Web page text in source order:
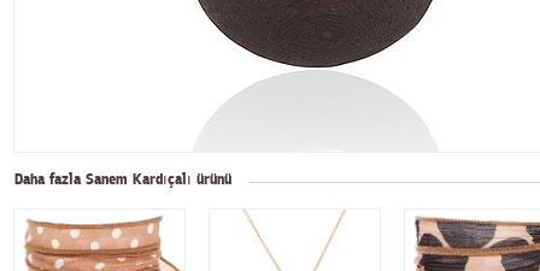
Daha fazla Sanem Kardıçalı ürünü